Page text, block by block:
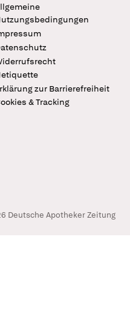
zur Barrierefreiheit
& Tracking
Deutsche Apotheker Zeitung